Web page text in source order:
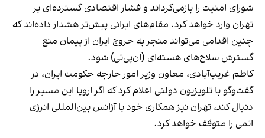
شورای امنیت را بازمی‌گرداند و فشار اقتصادی گسترده‌ای بر
تهران وارد خواهد کرد. مقام‌های ایرانی پیش‌تر هشدار داده‌اند که
چنین اقدامی می‌تواند منجر به خروج ایران از پیمان منع
گسترش سلاح‌های هسته‌ای (ان‌پی‌تی) شود.
کاظم غریب‌آبادی، معاون وزیر امور خارجه حکومت ایران، در
گفت‌وگو با تلویزیون دولتی اعلام کرد که اگر اروپا این مسیر را
دنبال کند، تهران نیز همکاری خود با آژانس بین‌المللی انرژی
اتمی را متوقف خواهد کرد.